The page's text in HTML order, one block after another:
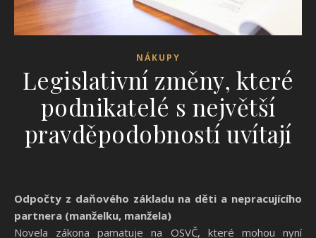
NÁKUPY
Legislativní změny, které
podnikatelé s největší
pravděpodobností uvítají
Odpočty z daňového základu na děti a nepracujícího
partnera (manželku, manžela)
Novela zákona pamatuje na OSVČ, které mohou nyní